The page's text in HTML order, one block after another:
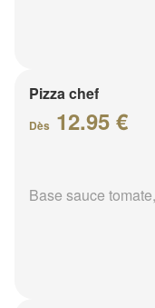
Pizza chef
Dès 12.95 €
Base sauce